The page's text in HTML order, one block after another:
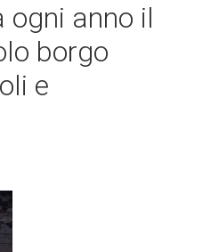
ogni anno il
borgo
e